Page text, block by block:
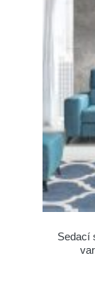
Sedací